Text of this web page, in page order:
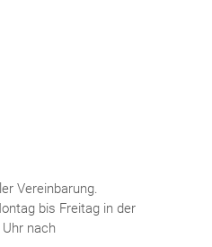
Vereinbarung.
bis Freitag in der
nach